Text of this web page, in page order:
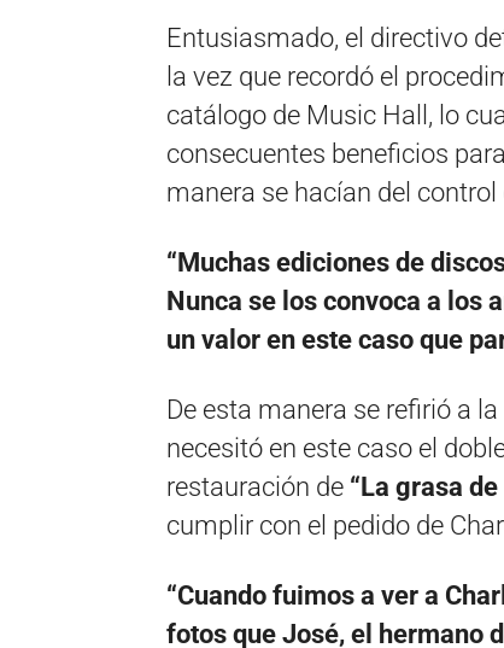
Entusiasmado, el directivo
la vez que recordó el
catálogo de Music Hall, lo
consecuentes beneficios
manera se hacían del
“Muchas ediciones de
Nunca se los convoca a los
un valor en este caso que
De esta manera se refirió a
necesitó en este caso el
restauración de “La grasa
cumplir con el pedido de
“Cuando fuimos a ver a
fotos que José, el hermano